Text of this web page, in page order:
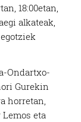
18:00etan,
alkateak,
Ondartxo-
Gurekin
horretan,
eta